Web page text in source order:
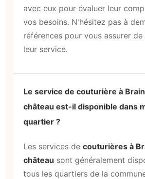
avec eux pour évaluer leur
vos besoins. N'hésitez pas à
références pour vous assurer
leur service.
Le service de couturière à
château est-il disponible dans
quartier ?
Les services de couturières à
château sont généralement
tous les quartiers de la